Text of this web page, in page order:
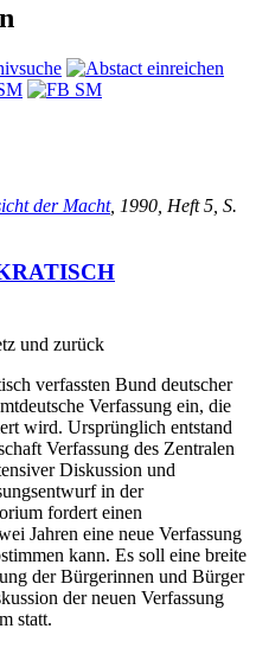
der Macht, 1990, Heft 5, S.
und zurück
verfassten Bund deutscher
Verfassung ein, die
wird. Ursprünglich entstand
Verfassung des Zentralen
Diskussion und
in der
fordert einen
Jahren eine neue Verfassung
kann. Es soll eine breite
der Bürgerinnen und Bürger
der neuen Verfassung
statt.